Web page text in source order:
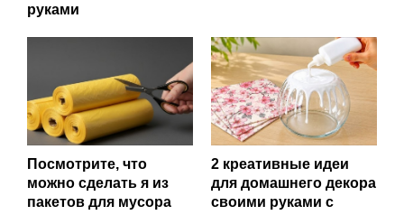
руками
Посмотрите, что
можно сделать я из
пакетов для мусора
2 креативные идеи
для домашнего декора
своими руками с